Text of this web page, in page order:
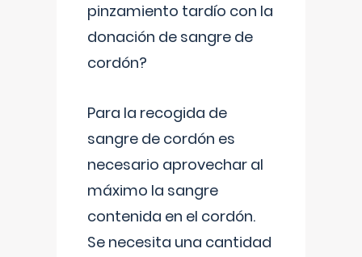
pinzamiento tardío con la
donación de sangre de
cordón?
Para la recogida de
sangre de cordón es
necesario aprovechar al
máximo la sangre
contenida en el cordón.
Se necesita una cantidad